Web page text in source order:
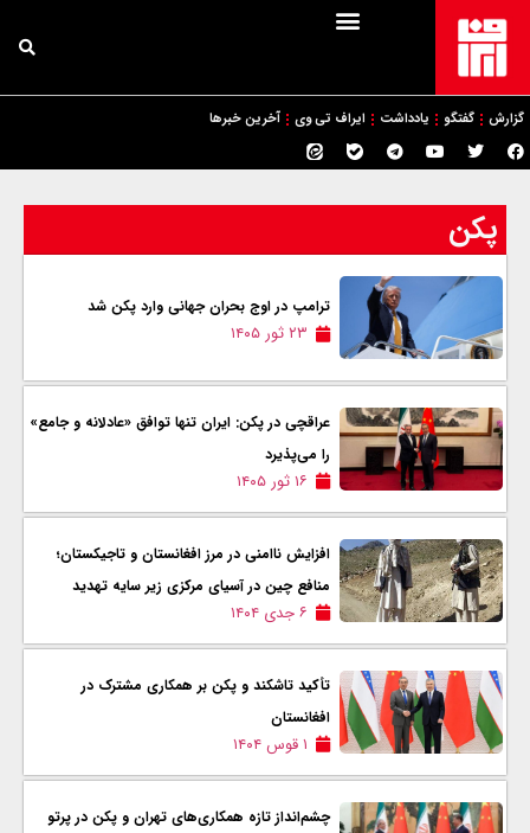
گزارش گفتگو یادداشت ایراف تی وی آخرین خبرها
پکن
ترامپ در اوج بحران جهانی وارد پکن شد
۲۳ ثور ۱۴۰۵
عراقچی در پکن: ایران تنها توافق «عادلانه و جامع»
را می‌پذیرد
۱۶ ثور ۱۴۰۵
افزایش ناامنی در مرز افغانستان و تاجیکستان؛
منافع چین در آسیای مرکزی زیر سایه تهدید
۶ جدی ۱۴۰۴
تأکید تاشکند و پکن بر همکاری مشترک در
افغانستان
۱ قوس ۱۴۰۴
چشم‌انداز تازه همکاری‌های تهران و پکن در پرتو